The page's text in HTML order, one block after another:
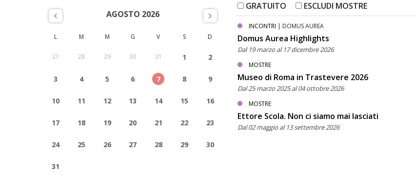
AGOSTO 2026
L M M G V S D
27 28 29 30 31 1 2
3 4 5 6 7 8 9
10 11 12 13 14 15 16
17 18 19 20 21 22 23
24 25 26 27 28 29 30
31
GRATUITO ESCLUDI MOSTRE
INCONTRI | DOMUS AUREA
Domus Aurea Highlights
Dal 19 marzo al 17 dicembre 2026
MOSTRE
Museo di Roma in Trastevere 2026
Dal 25 marzo 2025 al 04 ottobre 2026
MOSTRE
Ettore Scola. Non ci siamo mai lasciati
Dal 02 maggio al 13 settembre 2026